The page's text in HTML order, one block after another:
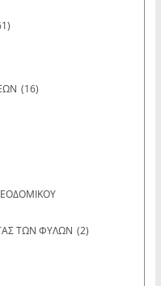
(16)
ΤΩΝ ΦΥΛΩΝ (2)